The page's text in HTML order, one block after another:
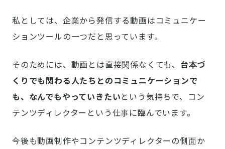
私としては、企業から発信する動画はコミュニケー
ションツールの一つだと思っています。
そのためには、動画とは直接関係なくても、 台本づ
くりでも関わる人たちとのコミュニケーションで
も、なんでもやっていきたい という気持ちで、コン
テンツディレクターという仕事に臨んでいます。
今後も動画制作やコンテンツディレクターの側面か